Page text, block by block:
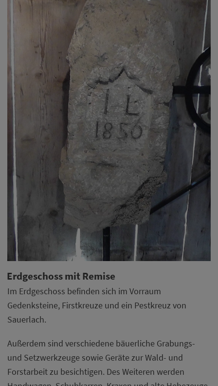
werden kann.
YouTube / Vimeo
Videos werden über die Plattformen YouTube oder Vimeo eingebunden.
Wir nutzen YouTube im erweiterten Datenschutzmodus. Dieser Modus
bewirkt laut YouTube, dass YouTube keine Informationen über die
Besucher auf dieser Website speichert, bevor diese sich das Video
ansehen.
Eingebundene Inhalte
Optional sind externe Inhalte auf den Seiten dieser Website
eingebunden. Das können Kartendienste wie z.B. Google Maps sein
oder auch Anwendungen einer externen Website.
Erdgeschoss mit Remise
Im Erdgeschoss befinden sich im Vorraum
Gedenksteine, Firstkreuze und ein Pestkreuz von
Sauerlach.
Außerdem sind verschiedene bäuerliche Grabungs-
und Setzwerkzeuge sowie Geräte zur Wald- und
Forstarbeit zu besichtigen. Des Weiteren werden